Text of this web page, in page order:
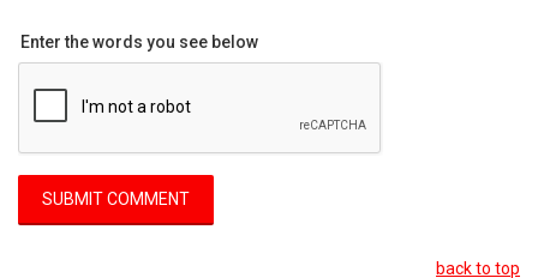
Enter the words you see below
back to top